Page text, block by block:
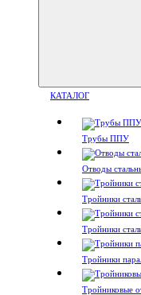
КАТАЛОГ
Трубы ППУ
Отводы
Тройники
Тройники
Тройники
Тройниковые